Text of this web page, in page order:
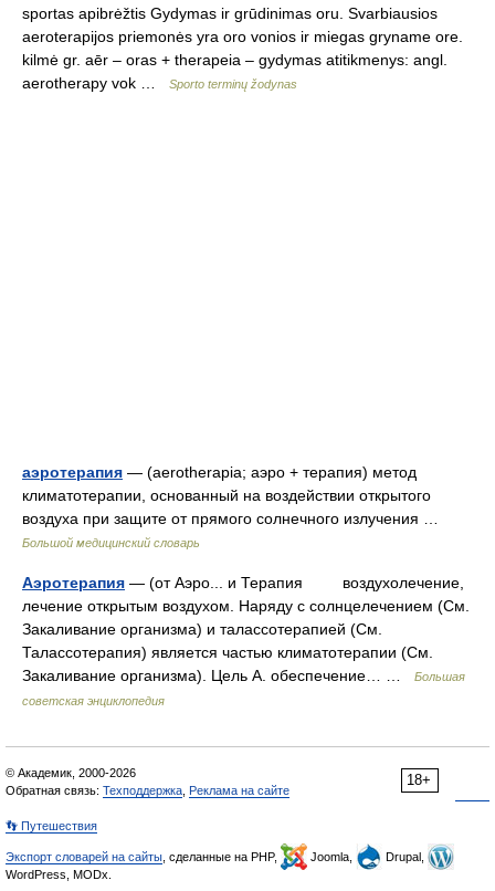
sportas apibrėžtis Gydymas ir grūdinimas oru. Svarbiausios
aeroterapijos priemonės yra oro vonios ir miegas gryname ore.
kilmė gr. aēr – oras + therapeia – gydymas atitikmenys: angl.
aerotherapy vok …
Sporto terminų žodynas
аэротерапия — (aerotherapia; аэро + терапия) метод
климатотерапии, основанный на воздействии открытого
воздуха при защите от прямого солнечного излучения …
Большой медицинский словарь
Аэротерапия — (от Аэро... и Терапия воздухолечение,
лечение открытым воздухом. Наряду с солнцелечением (См.
Закаливание организма) и талассотерапией (См.
Талассотерапия) является частью климатотерапии (См.
Закаливание организма). Цель А. обеспечение… …
Большая
советская энциклопедия
18+
© Академик, 2000-2026
Обратная связь: Техподдержка Реклама на сайте
👣 Путешествия
Экспорт словарей на сайты , сделанные на PHP, Joomla,
Drupal,
WordPress, MODx.